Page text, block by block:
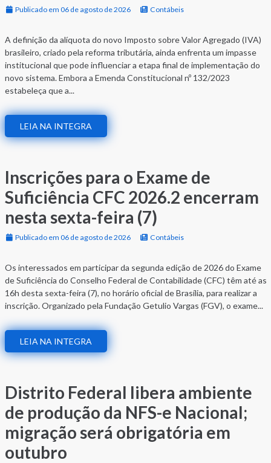
Publicado em 06 de agosto de 2026 Contábeis
A definição da alíquota do novo Imposto sobre Valor Agregado (IVA)
brasileiro, criado pela reforma tributária, ainda enfrenta um impasse
institucional que pode influenciar a etapa final de implementação do
novo sistema. Embora a Emenda Constitucional nº 132/2023
estabeleça que a...
LEIA NA INTEGRA
Inscrições para o Exame de
Suficiência CFC 2026.2 encerram
nesta sexta-feira (7)
Publicado em 06 de agosto de 2026 Contábeis
Os interessados em participar da segunda edição de 2026 do Exame
de Suficiência do Conselho Federal de Contabilidade (CFC) têm até as
16h desta sexta-feira (7), no horário oficial de Brasília, para realizar a
inscrição. Organizado pela Fundação Getulio Vargas (FGV), o exame...
LEIA NA INTEGRA
Distrito Federal libera ambiente
de produção da NFS-e Nacional;
migração será obrigatória em
outubro